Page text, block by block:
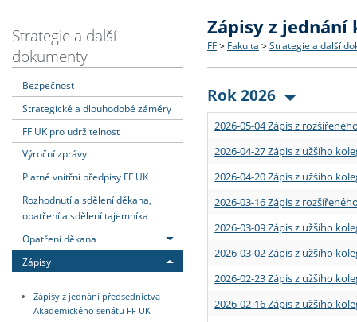
Dozvědět se více
Struktura a historie
Strategie a další
Podpora a benefity pro
Absolventi fakulty
Podat přihlášku
Co studovat a jak se
Učitelské studijní
Informace k průběhu
Dozvědět se více
Bakalářské a magisterské
Doktorské studium
Rigorózní řízení
Dozvědět se více
O vědě a výzkumu na FF
Akademické kvalifikace
Granty a projekty
Dozvědět se více
Aktuální nabídky a
Vyjíždějící studenti
Přijíždějící studenti
Vyjíždějící zaměstnanci
Strategie a další
dokumenty
Bezpečnost
Strategické a dlouhodobé záměry
FF UK pro udržitelnost
Výroční zprávy
Platné vnitřní předpisy FF UK
Rozhodnutí a sdělení děkana,
opatření a sdělení tajemníka
Opatření děkana
Zápisy
Zápisy z jednání předsednictva
Akademického senátu FF UK
Zápisy z jednání
FF > Fakulta > Strategie a další
Rok 2026
2026-05-04 Zápis z
2026-04-27 Zápis z užšího
2026-04-20 Zápis z užšího
2026-03-16 Zápis z
2026-03-09 Zápis z užšího
2026-03-02 Zápis z užšího
2026-02-23 Zápis z užšího
2026-02-16 Zápis z užšího